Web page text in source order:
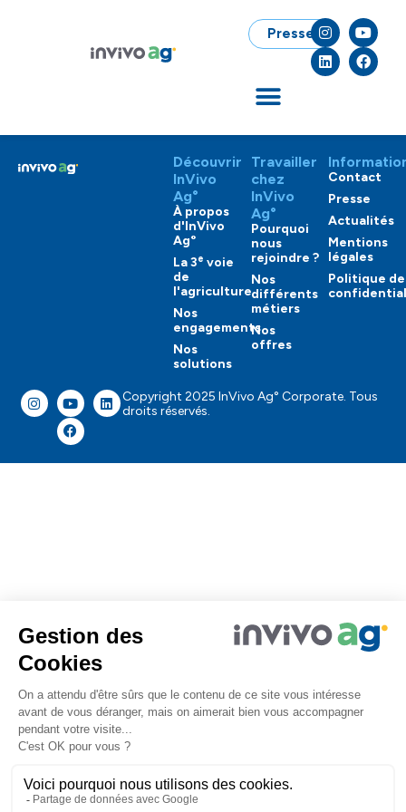
Presse
Découvrir
InVivo
Ag°
À propos
d'InVivo
Ag°
La 3e voie
de
l'agriculture
Nos
engagements
Nos
solutions
Travailler
chez
InVivo
Ag°
Pourquoi
nous
rejoindre ?
Nos
différents
métiers
Nos
offres
Contact
Presse
Actualités
Mentions
légales
Politique de
Copyright 2025 InVivo Ag° Corporate. Tous
droits réservés.